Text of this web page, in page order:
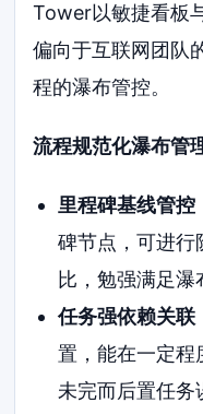
Tower以敏捷看板
偏向于互联网团队
程的瀑布管控。
流程规范化瀑布管
里程碑基线管控
碑节点，可进行
比，勉强满足瀑
任务强依赖关联
置，能在一定程
未完而后置任务